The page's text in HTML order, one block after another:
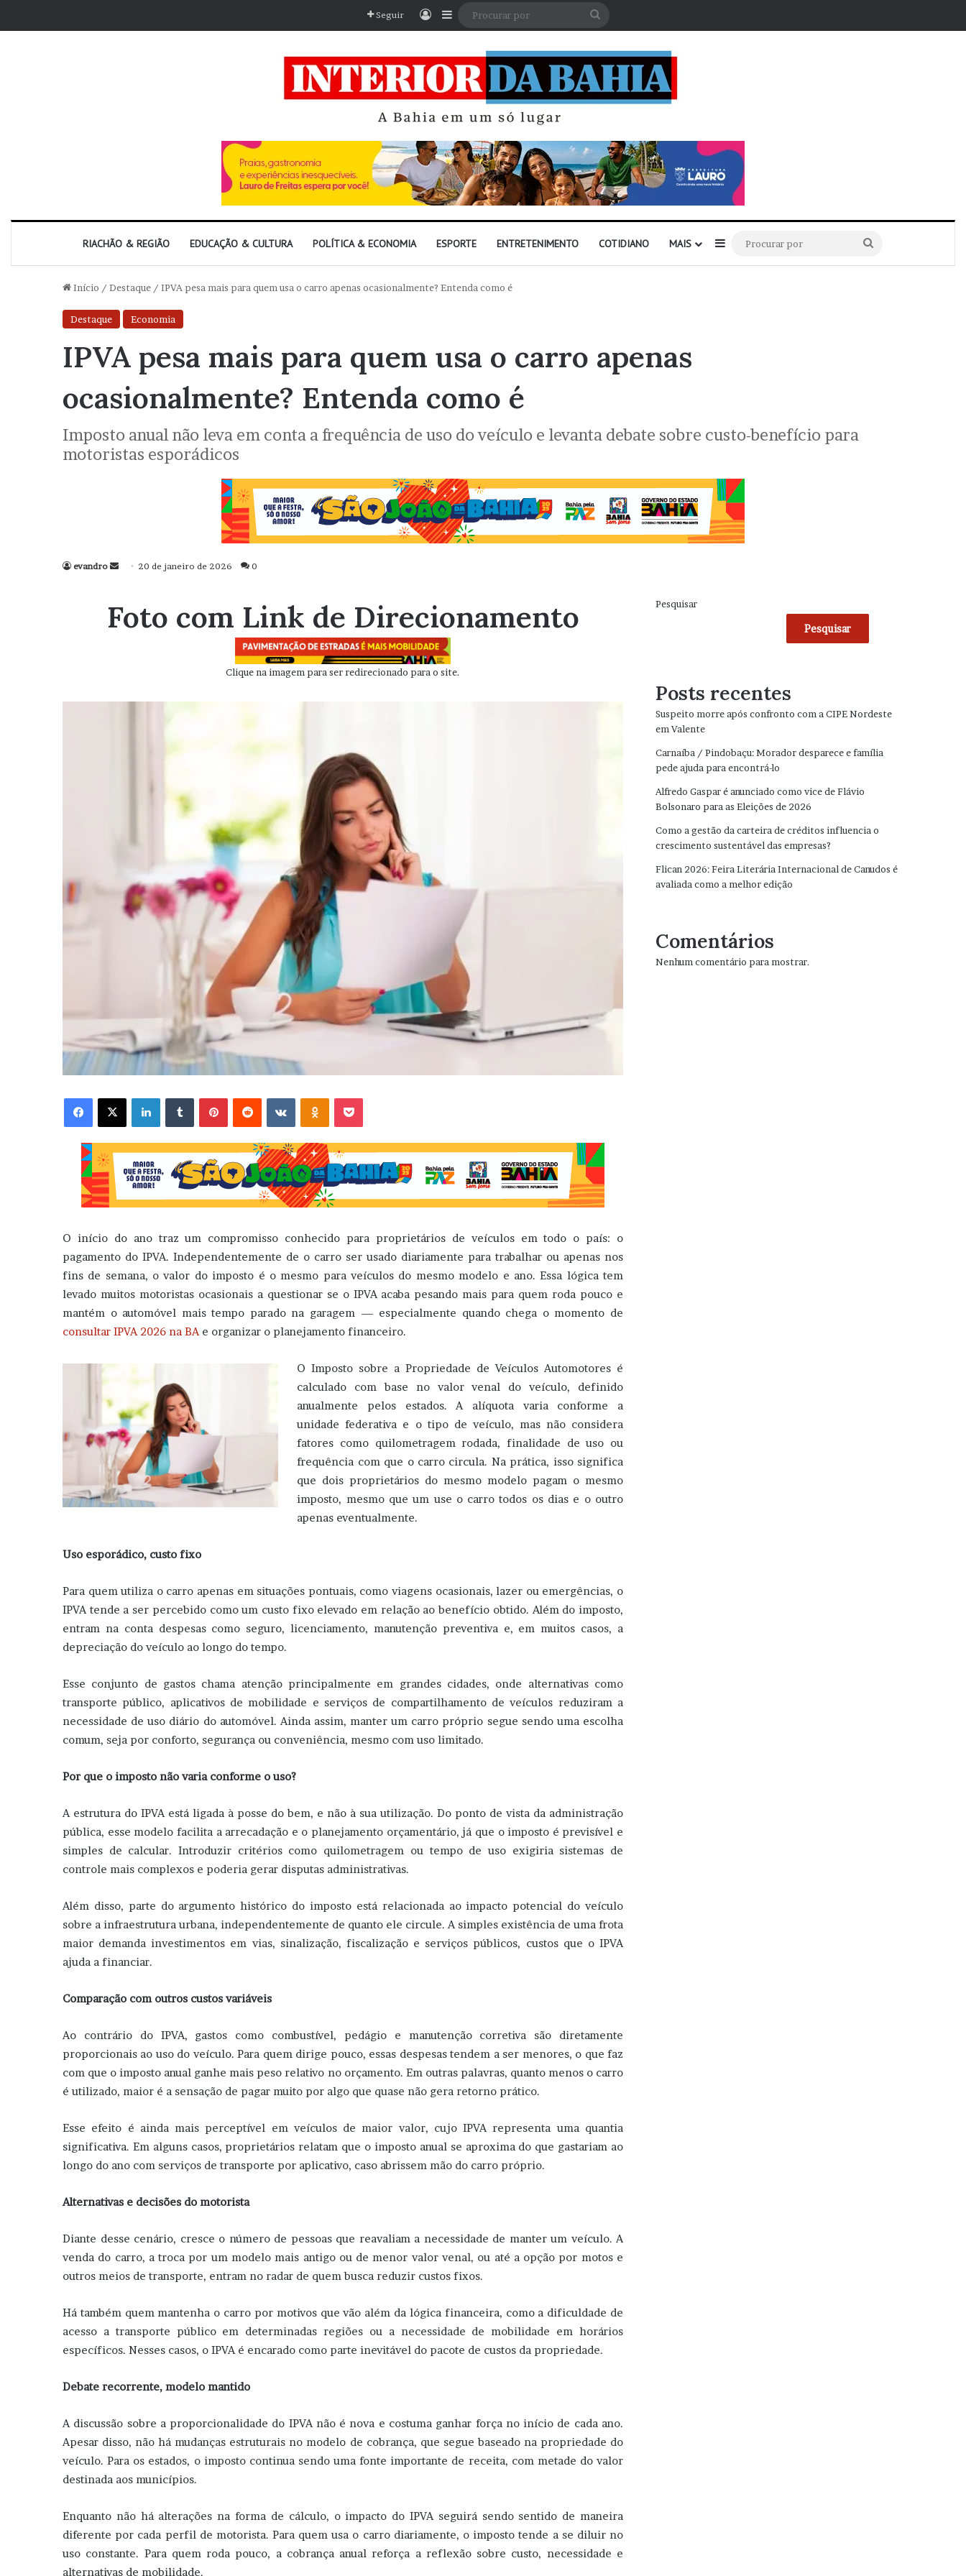
Seguir EntrarBarra Lateral
RIACHÃO & REGIÃO EDUCAÇÃO & CULTURA POLÍTICA & ECONOMIA ESPORTE ENTRETENIMENTO COTIDIANO MAIS Barra Lateral
por
Início / Destaque / IPVA pesa mais para quem usa o carro apenas ocasionalmente? Entenda como é
Destaque Economia
IPVA pesa mais para quem usa o carro apenas
ocasionalmente? Entenda como é
Imposto anual não leva em conta a frequência de uso do veículo e levanta debate sobre custo-benefício para
motoristas esporádicos
evandro
Mande
mail
20 de janeiro de 2026 0
Foto com Link de Direcionamento
Clique na imagem para ser redirecionado para o site.
Facebook X Linkedin VK OK
O início do ano traz um compromisso conhecido para proprietários de veículos em todo o país: o
pagamento do IPVA. Independentemente de o carro ser usado diariamente para trabalhar ou apenas nos
fins de semana, o valor do imposto é o mesmo para veículos do mesmo modelo e ano. Essa lógica tem
levado muitos motoristas ocasionais a questionar se o IPVA acaba pesando mais para quem roda pouco e
mantém o automóvel mais tempo parado na garagem — especialmente quando chega o momento de
consultar IPVA 2026 na BAe organizar o planejamento financeiro.
O Imposto sobre a Propriedade de Veículos Automotores é
calculado com base no valor venal do veículo, definido
anualmente pelos estados. A alíquota varia conforme a
unidade federativa e o tipo de veículo, mas não considera
fatores como quilometragem rodada, finalidade de uso ou
frequência com que o carro circula. Na prática, isso significa
que dois proprietários do mesmo modelo pagam o mesmo
imposto, mesmo que um use o carro todos os dias e o outro
apenas eventualmente.
Uso esporádico, custo fixo
Para quem utiliza o carro apenas em situações pontuais, como viagens ocasionais, lazer ou emergências, o
IPVA tende a ser percebido como um custo fixo elevado em relação ao benefício obtido. Além do imposto,
entram na conta despesas como seguro, licenciamento, manutenção preventiva e, em muitos casos, a
depreciação do veículo ao longo do tempo.
Esse conjunto de gastos chama atenção principalmente em grandes cidades, onde alternativas como
transporte público, aplicativos de mobilidade e serviços de compartilhamento de veículos reduziram a
necessidade de uso diário do automóvel. Ainda assim, manter um carro próprio segue sendo uma escolha
comum, seja por conforto, segurança ou conveniência, mesmo com uso limitado.
Por que o imposto não varia conforme o uso?
A estrutura do IPVA está ligada à posse do bem, e não à sua utilização. Do ponto de vista da administração
pública, esse modelo facilita a arrecadação e o planejamento orçamentário, já que o imposto é previsível e
simples de calcular. Introduzir critérios como quilometragem ou tempo de uso exigiria sistemas de
controle mais complexos e poderia gerar disputas administrativas.
Além disso, parte do argumento histórico do imposto está relacionada ao impacto potencial do veículo
sobre a infraestrutura urbana, independentemente de quanto ele circule. A simples existência de uma frota
maior demanda investimentos em vias, sinalização, fiscalização e serviços públicos, custos que o IPVA
ajuda a financiar.
Comparação com outros custos variáveis
Ao contrário do IPVA, gastos como combustível, pedágio e manutenção corretiva são diretamente
proporcionais ao uso do veículo. Para quem dirige pouco, essas despesas tendem a ser menores, o que faz
com que o imposto anual ganhe mais peso relativo no orçamento. Em outras palavras, quanto menos o carro
é utilizado, maior é a sensação de pagar muito por algo que quase não gera retorno prático.
Esse efeito é ainda mais perceptível em veículos de maior valor, cujo IPVA representa uma quantia
significativa. Em alguns casos, proprietários relatam que o imposto anual se aproxima do que gastariam ao
longo do ano com serviços de transporte por aplicativo, caso abrissem mão do carro próprio.
Alternativas e decisões do motorista
Diante desse cenário, cresce o número de pessoas que reavaliam a necessidade de manter um veículo. A
venda do carro, a troca por um modelo mais antigo ou de menor valor venal, ou até a opção por motos e
outros meios de transporte, entram no radar de quem busca reduzir custos fixos.
Há também quem mantenha o carro por motivos que vão além da lógica financeira, como a dificuldade de
acesso a transporte público em determinadas regiões ou a necessidade de mobilidade em horários
específicos. Nesses casos, o IPVA é encarado como parte inevitável do pacote de custos da propriedade.
Debate recorrente, modelo mantido
A discussão sobre a proporcionalidade do IPVA não é nova e costuma ganhar força no início de cada ano.
Apesar disso, não há mudanças estruturais no modelo de cobrança, que segue baseado na propriedade do
veículo. Para os estados, o imposto continua sendo uma fonte importante de receita, com metade do valor
destinada aos municípios.
Enquanto não há alterações na forma de cálculo, o impacto do IPVA seguirá sendo sentido de maneira
diferente por cada perfil de motorista. Para quem usa o carro diariamente, o imposto tende a se diluir no
uso constante. Para quem roda pouco, a cobrança anual reforça a reflexão sobre custo, necessidade e
alternativas de mobilidade.
Pesquisar
Pesquisar
Posts recentes
Suspeito morre após confronto com a CIPE Nordeste
em Valente
Carnaíba / Pindobaçu: Morador desparece e família
pede ajuda para encontrá-lo
Alfredo Gaspar é anunciado como vice de Flávio
Bolsonaro para as Eleições de 2026
Como a gestão da carteira de créditos influencia o
crescimento sustentável das empresas?
Flican 2026: Feira Literária Internacional de Canudos é
avaliada como a melhor edição
Comentários
Nenhum comentário para mostrar.